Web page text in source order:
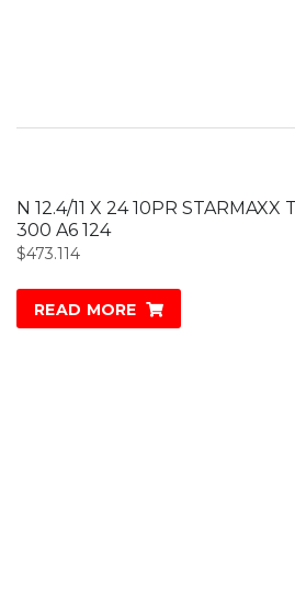
N 12.4/11 X 24 10PR STARMAXX
300 A6 124
$473.114
READ MORE